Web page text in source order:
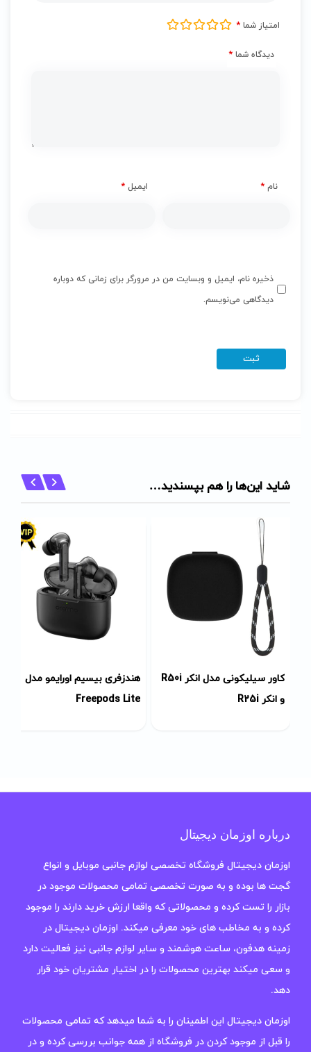
امتیاز شما *
دیدگاه شما *
نام * ایمیل *
ذخیره نام، ایمیل و وبسایت من در مرورگر برای زمانی که دوباره
دیدگاهی می‌نویسم.
شاید این‌ها را هم بپسندید…
کاور سیلیکونی مدل انکر R50i
و انکر R25i
هندزفری بیسیم اورایمو مدل
Freepods Lite
درباره اوزمان دیجیتال
اوزمان دیجیتال فروشگاه تخصصی لوازم جانبی موبایل و انواع
گجت ها بوده و به صورت تخصصی تمامی محصولات موجود در
بازار را تست کرده و محصولاتی که واقعا ارزش خرید دارند را موجود
کرده و به مخاطب های خود معرفی میکند. اوزمان دیجیتال در
زمینه هدفون، ساعت هوشمند و سایر لوازم جانبی نیز فعالیت دارد
و سعی میکند بهترین محصولات را در اختیار مشتریان خود قرار
دهد.
اوزمان دیجیتال این اطمینان را به شما میدهد که تمامی محصولات
را قبل از موجود کردن در فروشگاه از همه جوانب بررسی کرده و در